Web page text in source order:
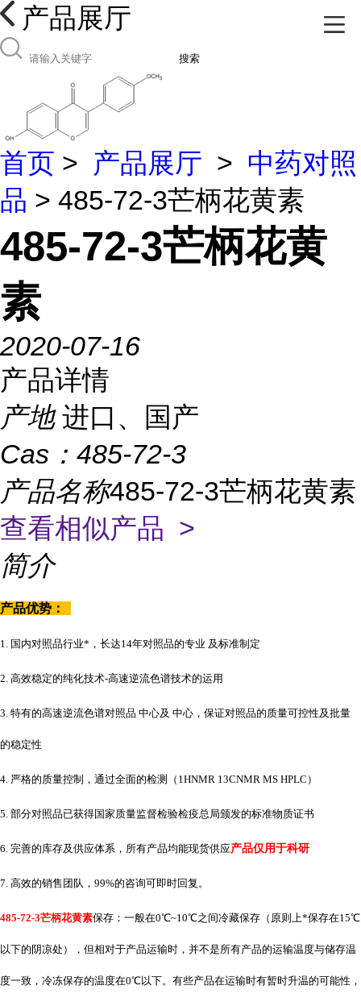
产品展厅
搜索
首页 > 产品展厅 > 中药对照
品 > 485-72-3芒柄花黄素
485-72-3芒柄花黄
素
2020-07-16
产品详情
产地 进口、国产
Cas： 485-72-3
产品名称485-72-3芒柄花黄素
查看相似产品 >
简介
产品优势：
1. 国内对照品行业*，长达14年对照品的专业 及标准制定
2. 高效稳定的纯化技术-高速逆流色谱技术的运用
3. 特有的高速逆流色谱对照品 中心及 中心，保证对照品的质量可控性及批量
的稳定性
4. 严格的质量控制，通过全面的检测（1HNMR 13CNMR MS HPLC）
5. 部分对照品已获得国家质量监督检验检疫总局颁发的标准物质证书
6. 完善的库存及供应体系，所有产品均能现货供应产品仅用于科研
7. 高效的销售团队，99%的咨询可即时回复。
485-72-3芒柄花黄素保存：一般在0℃~10℃之间冷藏保存（原则上*保存在15℃
以下的阴凉处），但相对于产品运输时，并不是所有产品的运输温度与储存温
度一致，冷冻保存的温度在0℃以下。有些产品在运输时有暂时升温的可能性，